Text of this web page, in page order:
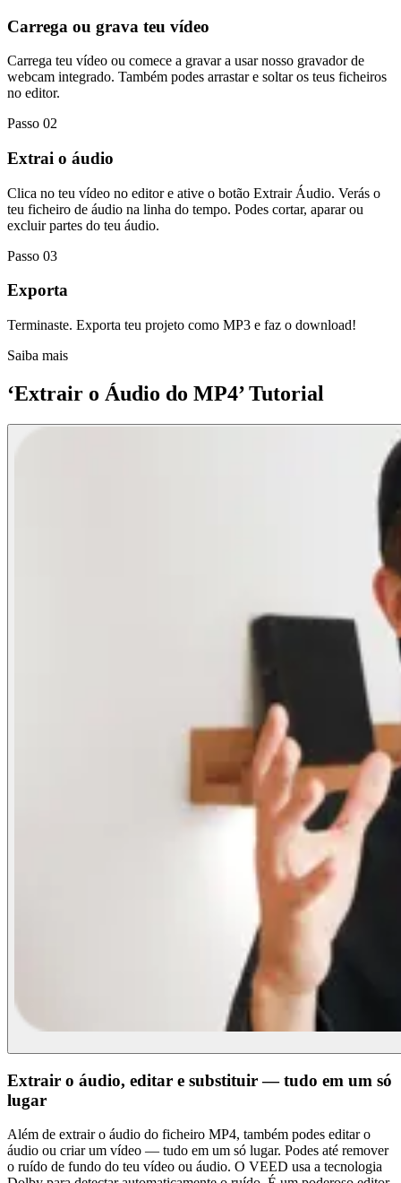
Carrega ou grava teu vídeo
Carrega teu vídeo ou comece a gravar a usar nosso gravador de
webcam integrado. Também podes arrastar e soltar os teus ficheiros
no editor.
Passo 02
Extrai o áudio
Clica no teu vídeo no editor e ative o botão Extrair Áudio. Verás o
teu ficheiro de áudio na linha do tempo. Podes cortar, aparar ou
excluir partes do teu áudio.
Passo 03
Exporta
Terminaste. Exporta teu projeto como MP3 e faz o download!
Saiba mais
‘Extrair o Áudio do MP4’ Tutorial
Extrair o áudio, editar e substituir — tudo em um só
lugar
Além de extrair o áudio do ficheiro MP4, também podes editar o
áudio ou criar um vídeo — tudo em um só lugar. Podes até remover
o ruído de fundo do teu vídeo ou áudio. O VEED usa a tecnologia